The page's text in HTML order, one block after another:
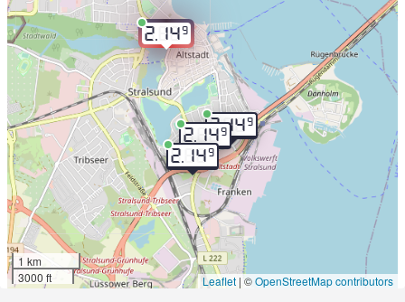
2.149
2.149
2.149
2.149
1 km
3000 ft
Leaflet | ©OpenStreetMap contributors